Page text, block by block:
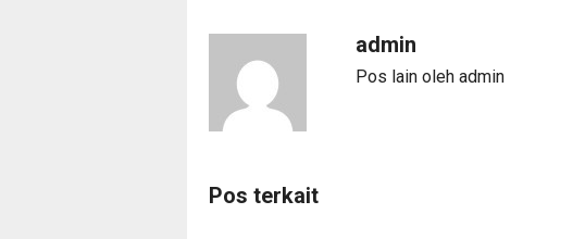
admin
Pos lain oleh admin
Pos terkait